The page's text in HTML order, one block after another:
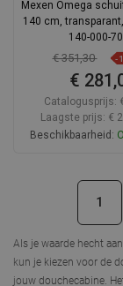
Mexen Omega
140 cm,
140-000-
€ 351,30 -
€
Catalogusprijs:
Laagste prijs: €
Beschikbaarheid:
1
Als je waarde hecht
kun je kiezen voor de
jouw douchecabine.